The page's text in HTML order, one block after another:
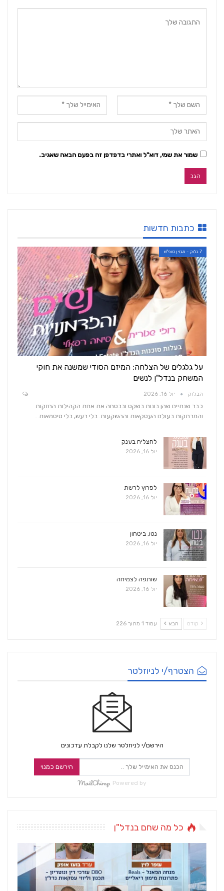
שמור את שמי, דוא"ל ואתרי בדפדפן זה בפעם הבאה שאגיב.
כתבות חדשות
7 בלוק - מגזין סופ"ש
על גלגלים של הצלחה: המיזם הסודי שמשנה את חוקי
המשחק בנדל"ן לנשים
הבלוק יול 16, 2026
כבר שנתיים שהן בונות בשקט ובבטחה את אחת הקהילות החזקות
והמרתקות בעולם העסקאות וההשקעות. בלי רעש, בלי סיסמאות…
להצליח בענק
יול 16, 2026
לפרוץ לרשת
יול 16, 2026
נטו, ביטחון
יול 16, 2026
שותפה לצמיחה
יול 16, 2026
קודם הבא עמוד 1 מתוך 226
הצטרף/י לניוזלטר
הירשם/י לניוזלטר שלנו לקבלת עדכונים
הירשם כמנוי
Powered by
כל מה שחם בנדל"ן